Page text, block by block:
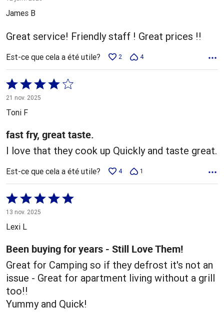
5
James B
Great service! Friendly staff ! Great prices !!
Est-ce que cela a été utile? 2 4
Coté
4 sur
5
21 nov. 2025
Toni F
fast fry, great taste.
I love that they cook up Quickly and taste great.
Est-ce que cela a été utile? 4 1
Coté
5 sur
5
13 nov. 2025
Lexi L
Been buying for years - Still Love Them!
Great for Camping so if they defrost it's not an
issue - Great for apartment living without a grill
too!!
Yummy and Quick!